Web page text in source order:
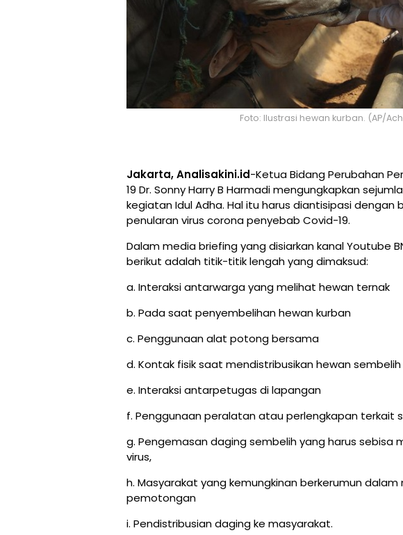
Foto: Ilustrasi hewan kurban. (AP/
Jakarta, Analisakini.id-Ketua Bidang Perubahan
19 Dr. Sonny Harry B Harmadi mengungkapkan
kegiatan Idul Adha. Hal itu harus diantisipasi
penularan virus corona penyebab Covid-19.
Dalam media briefing yang disiarkan kanal Youtube
berikut adalah titik-titik lengah yang dimaksud:
a. Interaksi antarwarga yang melihat hewan ternak
b. Pada saat penyembelihan hewan kurban
c. Penggunaan alat potong bersama
d. Kontak fisik saat mendistribusikan hewan sembelih
e. Interaksi antarpetugas di lapangan
f. Penggunaan peralatan atau perlengkapan terkait
g. Pengemasan daging sembelih yang harus sebisa
virus,
h. Masyarakat yang kemungkinan berkerumun
pemotongan
i. Pendistribusian daging ke masyarakat.